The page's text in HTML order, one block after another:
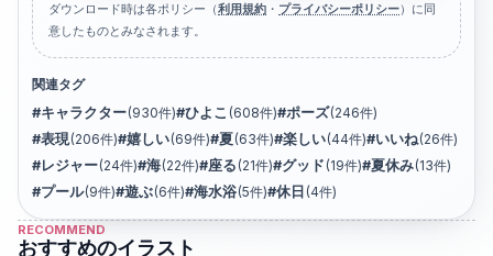
ダウンロード時は各ポリシー（利用規約 ・ プライバシーポリシー）に同
意したものとみなされます。
関連タグ
#キャラクター(930件)#ひよこ (608件)#ポーズ(246件)
#表現(206件)#嬉しい(69件)#夏(63件)#楽しい(44件)#いいね(26件)
#レジャー(24件)#海(22件)#座る (21件)#グッド (19件)#夏休み(13件)
#プール(9件)#遊ぶ(6件)#海水浴(5件)#休日 (4件)
RECOMMEND
おすすめのイラスト